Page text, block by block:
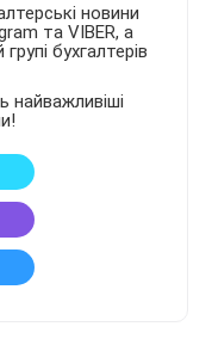
новини
та VIBER, а
бухгалтерів
найважливіші